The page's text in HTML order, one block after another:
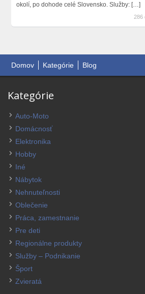
okolí, po dohode celé Slovensko. Služby: […]
286
Domov Kategórie Blog
Kategórie
Auto-Moto
Domácnosť
Elektronika
Hobby
Iné
Nábytok
Nehnuteľnosti
Oblečenie
Práca, zamestnanie
Pre deti
Regionálne produkty
Služby – Podnikanie
Šport
Zvieratá